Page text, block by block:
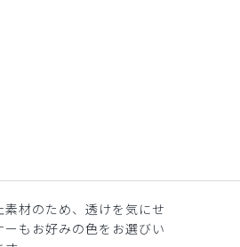
素材のため、透けを気にせ
ーもお好みの色をお選びい